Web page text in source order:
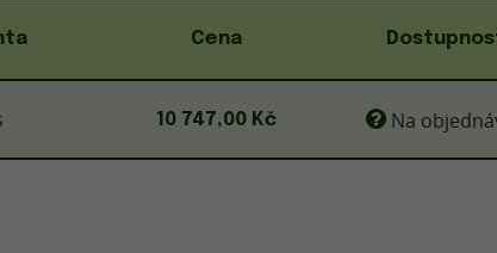
Cena
10 747,00 Kč Na